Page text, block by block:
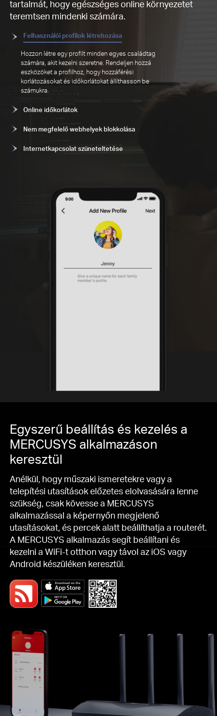
tartalmát, hogy egészséges online környezetet
teremtsen mindenki számára.
Felhasználói profilok létrehozása
Hozzon létre egy profilt minden egyes családtag
számára, akit kezelni szeretne. Rendeljen hozzá
eszközöket a profilhoz, hogy hozzáférési
korlátozásokat és időkorlátokat állíthasson be
számukra.
Online időkorlátok
Nem megfelelő webhelyek blokkolása
Internetkapcsolat szüneteltetése
Egyszerű beállítás és kezelés a
MERCUSYS alkalmazáson
keresztül
Anélkül, hogy műszaki ismeretekre vagy a
telepítési utasítások előzetes elolvasására lenne
szükség, csak kövesse a MERCUSYS
alkalmazással a képernyőn megjelenő
utasításokat, és percek alatt beállíthatja a routerét.
A MERCUSYS alkalmazás segít beállítani és
kezelni a WiFi-t otthon vagy távol az iOS vagy
Android készüléken keresztül.